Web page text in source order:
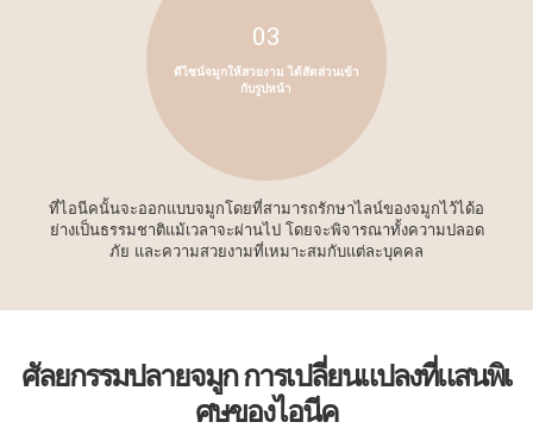
03
ดีไซน์จมูกให้สวยงาม ได้สัดส่วนเข้า
กับรูปหน้า
ที่ไอนีคนั้นจะออกแบบจมูกโดยที่สามารถรักษาไลน์ของจมูกไว้ได้อ
ย่างเป็นธรรมชาติแม้เวลาจะผ่านไป โดยจะพิจารณาทั้งความปลอด
ภัย และความสวยงามที่เหมาะสมกับแต่ละบุคคล
ศัลยกรรมปลายจมูก การเปลี่ยนแปลงที่แสนพิเ
ศษของไอนีค